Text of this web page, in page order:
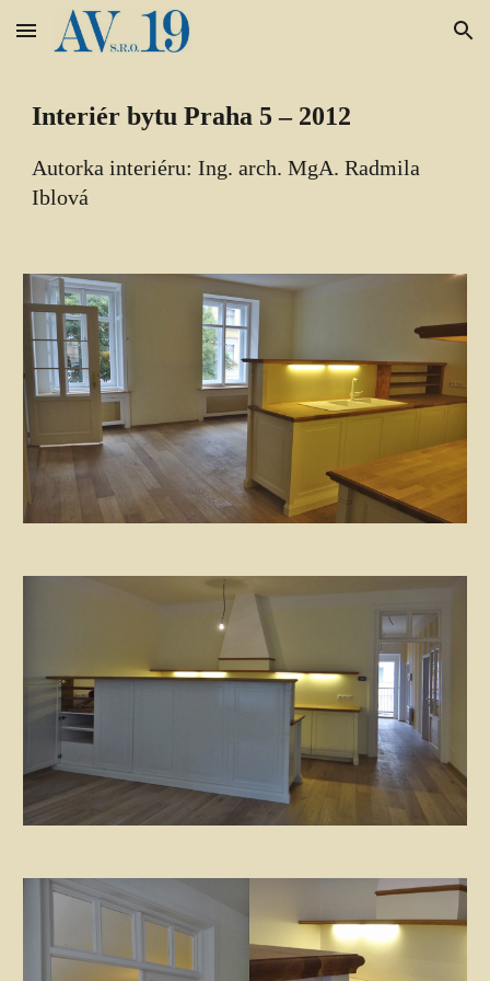
Skip to main content Skip to navigation
Interiér bytu Praha 5 – 2012
Autorka interiéru: Ing. arch. MgA. Radmila
Iblová